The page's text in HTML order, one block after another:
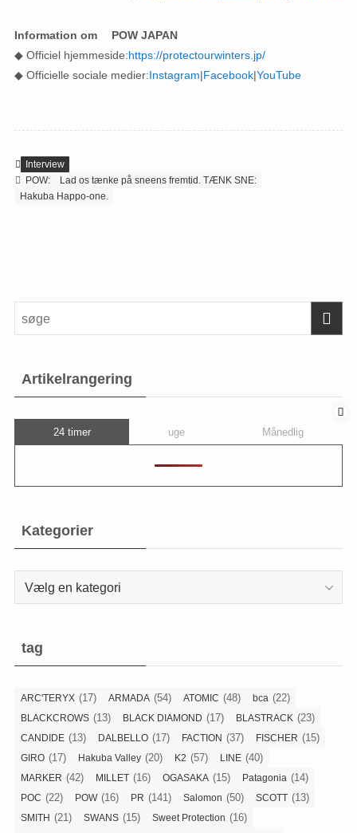
Information om
POW JAPAN
◆ Officiel hjemmeside:https://protectourwinters.jp/
◆ Officielle sociale medier:Instagram|Facebook|YouTube
Interview
POW:
Lad os tænke på sneens fremtid. TÆNK SNE:
Hakuba Happo-one.
Artikelrangering
24 timer uge Månedlig
Kategorier
Kategorier
tag
ARC'TERYX (17) ARMADA (54) ATOMIC (48) bca (22)
BLACKCROWS (13) BLACK DIAMOND (17) BLASTRACK (23)
CANDIDE (13) DALBELLO (17) FACTION (37) FISCHER (15)
GIRO (17) Hakuba Valley (20) K2 (57) LINE (40)
MARKER (42) MILLET (16) OGASAKA (15) Patagonia (14)
POC (22) POW(16) PR (141) Salomon (50) SCOTT (13)
SMITH (21) SWANS (15) Sweet Protection (16)